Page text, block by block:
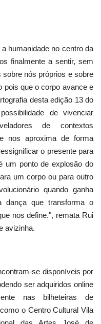
humanidade no centro da
finalmente a sentir, sem
nós próprios e sobre
pois que o corpo avance e
desta edição 13 do
de vivenciar
de contextos
nos aproxima de forma
o presente para
um ponto de explosão do
um corpo ou para outro
quando ganha
dança que transforma o
nos define.", remata Rui
avizinha.
se disponíveis por
ser adquiridos online
nas bilheteiras de
o Centro Cultural Vila